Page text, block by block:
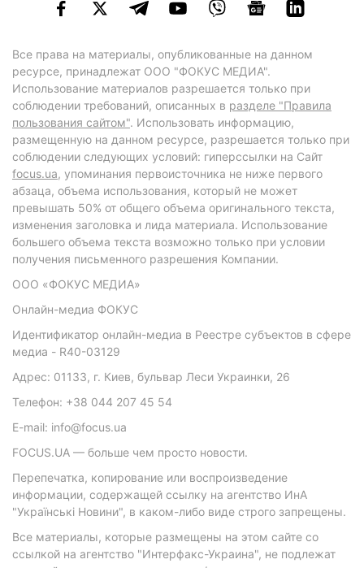
Все права на материалы, опубликованные на данном
ресурсе, принадлежат ООО "ФОКУС МЕДИА".
Использование материалов разрешается только при
соблюдении требований, описанных в разделе "Правила
пользования сайтом". Использовать информацию,
размещенную на данном ресурсе, разрешается только при
соблюдении следующих условий: гиперссылки на Сайт
focus.ua, упоминания первоисточника не ниже первого
абзаца, объема использования, который не может
превышать 50% от общего объема оригинального текста,
изменения заголовка и лида материала. Использование
большего объема текста возможно только при условии
получения письменного разрешения Компании.
ООО «ФОКУС МЕДИА»
Онлайн-медиа ФОКУС
Идентификатор онлайн-медиа в Реестре субъектов в сфере
медиа - R40-03129
Адрес: 01133, г. Киев, бульвар Леси Украинки, 26
Телефон: +38 044 207 45 54
E-mail: info@focus.ua
FOCUS.UA — больше чем просто новости.
Перепечатка, копирование или воспроизведение
информации, содержащей ссылку на агентство ИнА
"Українські Новини", в каком-либо виде строго запрещены.
Все материалы, которые размещены на этом сайте со
ссылкой на агентство "Интерфакс-Украина", не подлежат